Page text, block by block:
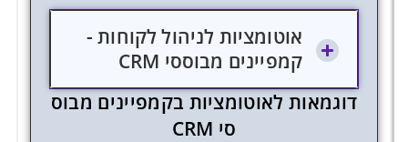
אוטומציות לניהול לקוחות -
קמפיינים מבוססי CRM
דוגמאות לאוטומציות בקמפיינים מבוס
סי M
R
C